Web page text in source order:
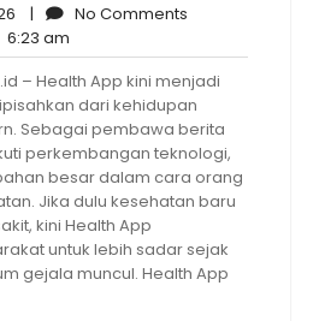
January
29,
2026
| No Comments
6:23 am
am
– Health App kini menjadi
dari kehidupan
Sebagai pembawa berita
perkembangan teknologi,
besar dalam cara orang
Jika dulu kesehatan baru
kini Health App
untuk lebih sadar sejak
gejala muncul. Health App